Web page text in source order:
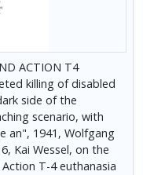
ACTION T4
killing of disabled
side of the
scenario, with
an", 1941, Wolfgang
Kai Wessel, on the
T-4 euthanasia